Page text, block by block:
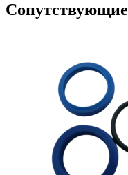
Сопутствующие